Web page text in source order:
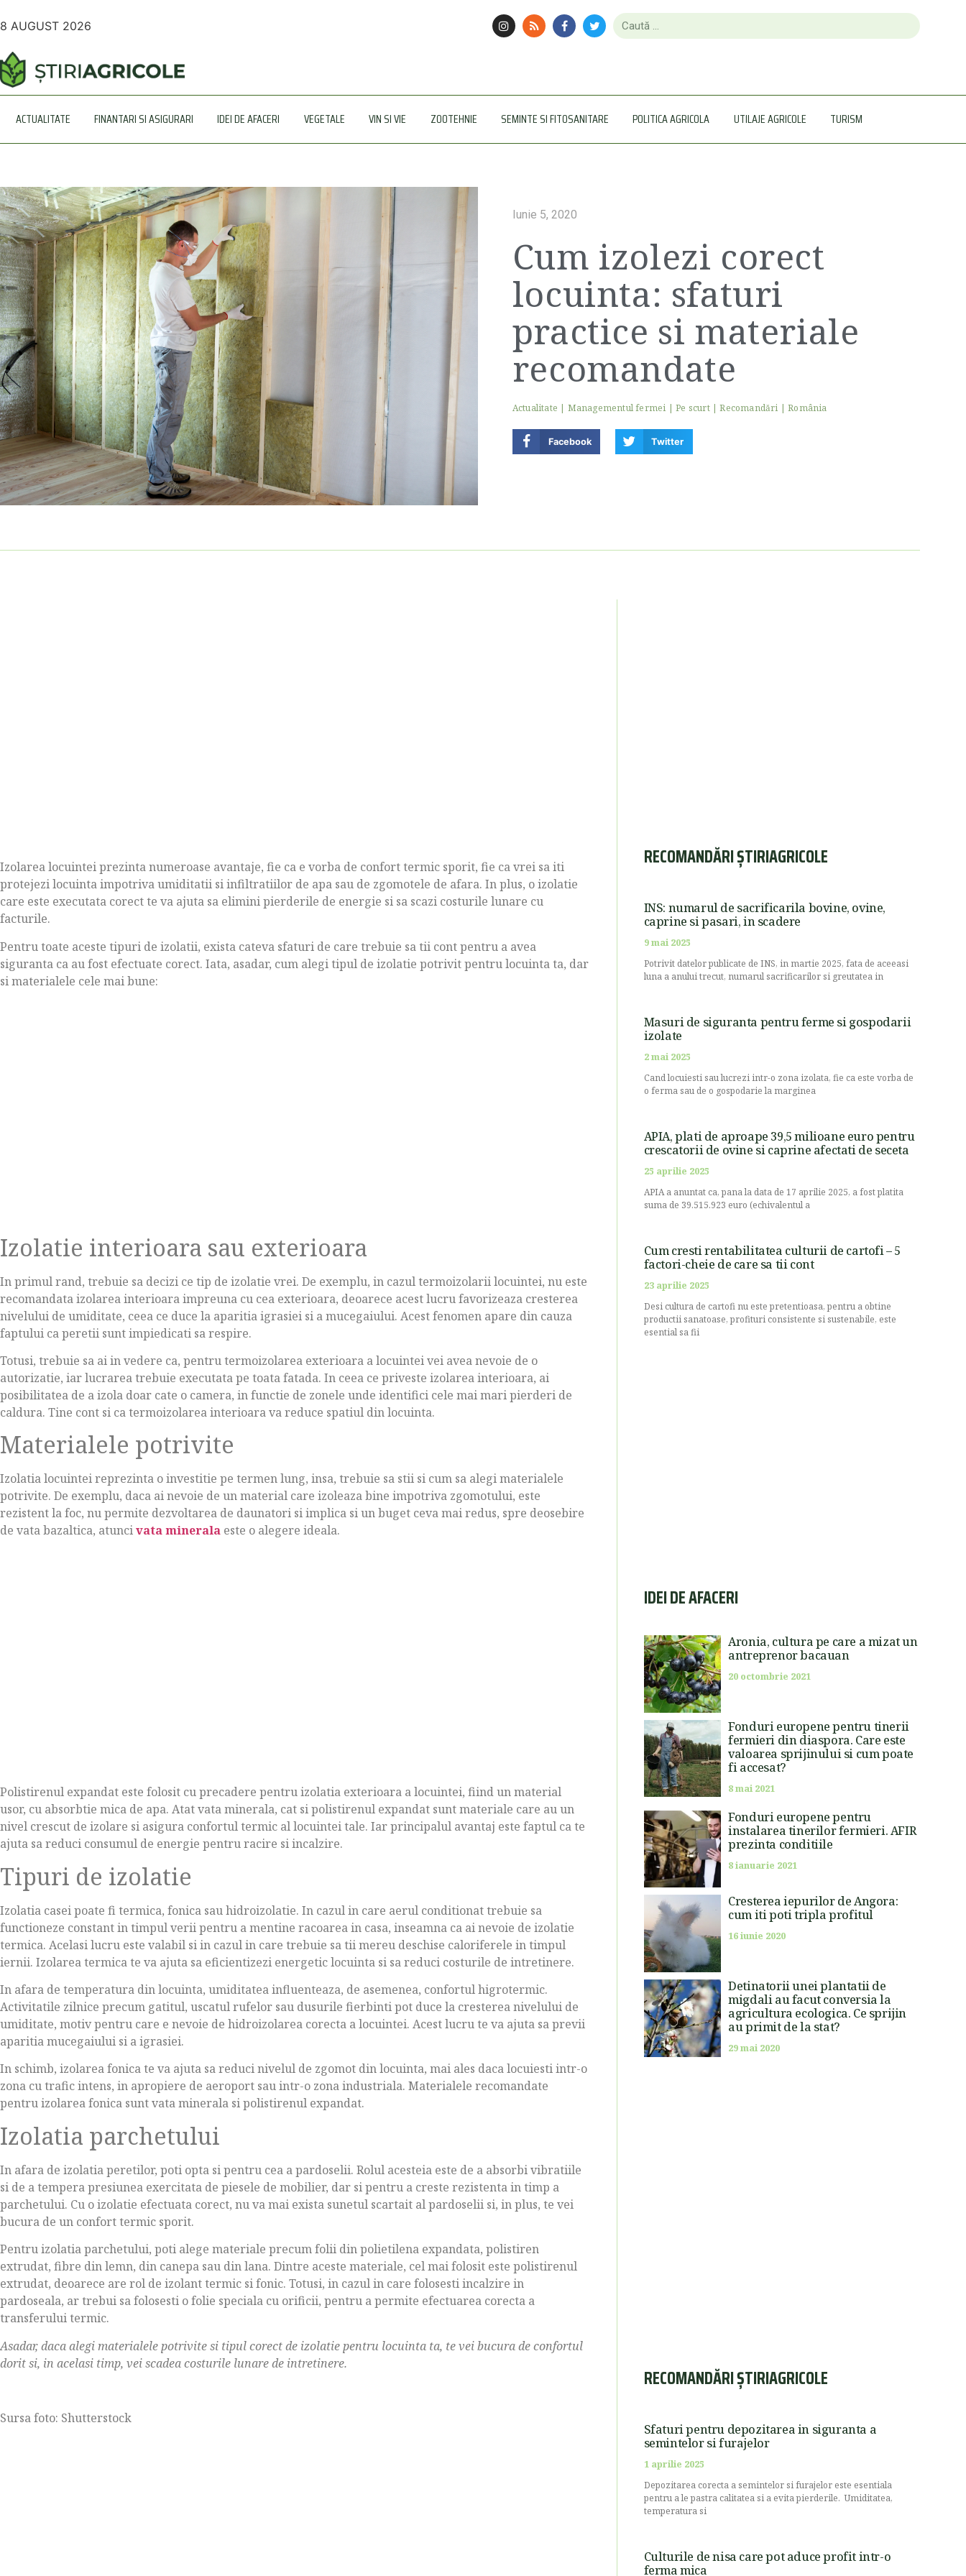
8 AUGUST 2026
ACTUALITATE FINANTARI SI ASIGURARI IDEI DE AFACERI VEGETALE VIN SI VIE ZOOTEHNIE SEMINTE SI FITOSANITARE POLITICA AGRICOLA UTILAJE AGRICOLE TURISM
Iunie 5, 2020
Cum izolezi corect
locuinta: sfaturi
practice si materiale
recomandate
Actualitate | Managementul fermei |Pe scurt|Recomandări |România
Facebook Twitter
Izolarea locuintei prezinta numeroase avantaje, fie ca e vorba de confort termic sporit, fie ca vrei sa iti
protejezi locuinta impotriva umiditatii si infiltratiilor de apa sau de zgomotele de afara. In plus, o izolatie
care este executata corect te va ajuta sa elimini pierderile de energie si sa scazi costurile lunare cu
facturile.
Pentru toate aceste tipuri de izolatii, exista cateva sfaturi de care trebuie sa tii cont pentru a avea
siguranta ca au fost efectuate corect. Iata, asadar, cum alegi tipul de izolatie potrivit pentru locuinta ta, dar
si materialele cele mai bune:
Izolatie interioara sau exterioara
In primul rand, trebuie sa decizi ce tip de izolatie vrei. De exemplu, in cazul termoizolarii locuintei, nu este
recomandata izolarea interioara impreuna cu cea exterioara, deoarece acest lucru favorizeaza cresterea
nivelului de umiditate, ceea ce duce la aparitia igrasiei si a mucegaiului. Acest fenomen apare din cauza
faptului ca peretii sunt impiedicati sa respire.
Totusi, trebuie sa ai in vedere ca, pentru termoizolarea exterioara a locuintei vei avea nevoie de o
autorizatie, iar lucrarea trebuie executata pe toata fatada. In ceea ce priveste izolarea interioara, ai
posibilitatea de a izola doar cate o camera, in functie de zonele unde identifici cele mai mari pierderi de
caldura. Tine cont si ca termoizolarea interioara va reduce spatiul din locuinta.
Materialele potrivite
Izolatia locuintei reprezinta o investitie pe termen lung, insa, trebuie sa stii si cum sa alegi materialele
potrivite. De exemplu, daca ai nevoie de un material care izoleaza bine impotriva zgomotului, este
rezistent la foc, nu permite dezvoltarea de daunatori si implica si un buget ceva mai redus, spre deosebire
de vata bazaltica, atuncivata minerala este o alegere ideala.
Polistirenul expandat este folosit cu precadere pentru izolatia exterioara a locuintei, fiind un material
usor, cu absorbtie mica de apa. Atat vata minerala, cat si polistirenul expandat sunt materiale care au un
nivel crescut de izolare si asigura confortul termic al locuintei tale. Iar principalul avantaj este faptul ca te
ajuta sa reduci consumul de energie pentru racire si incalzire.
Tipuri de izolatie
Izolatia casei poate fi termica, fonica sau hidroizolatie. In cazul in care aerul conditionat trebuie sa
functioneze constant in timpul verii pentru a mentine racoarea in casa, inseamna ca ai nevoie de izolatie
termica. Acelasi lucru este valabil si in cazul in care trebuie sa tii mereu deschise caloriferele in timpul
iernii. Izolarea termica te va ajuta sa eficientizezi energetic locuinta si sa reduci costurile de intretinere.
In afara de temperatura din locuinta, umiditatea influenteaza, de asemenea, confortul higrotermic.
Activitatile zilnice precum gatitul, uscatul rufelor sau dusurile fierbinti pot duce la cresterea nivelului de
umiditate, motiv pentru care e nevoie de hidroizolarea corecta a locuintei. Acest lucru te va ajuta sa previi
aparitia mucegaiului si a igrasiei.
In schimb, izolarea fonica te va ajuta sa reduci nivelul de zgomot din locuinta, mai ales daca locuiesti intr-o
zona cu trafic intens, in apropiere de aeroport sau intr-o zona industriala. Materialele recomandate
pentru izolarea fonica sunt vata minerala si polistirenul expandat.
Izolatia parchetului
In afara de izolatia peretilor, poti opta si pentru cea a pardoselii. Rolul acesteia este de a absorbi vibratiile
si de a tempera presiunea exercitata de piesele de mobilier, dar si pentru a creste rezistenta in timp a
parchetului. Cu o izolatie efectuata corect, nu va mai exista sunetul scartait al pardoselii si, in plus, te vei
bucura de un confort termic sporit.
Pentru izolatia parchetului, poti alege materiale precum folii din polietilena expandata, polistiren
extrudat, fibre din lemn, din canepa sau din lana. Dintre aceste materiale, cel mai folosit este polistirenul
extrudat, deoarece are rol de izolant termic si fonic. Totusi, in cazul in care folosesti incalzire in
pardoseala, ar trebui sa folosesti o folie speciala cu orificii, pentru a permite efectuarea corecta a
transferului termic.
Asadar, daca alegi materialele potrivite si tipul corect de izolatie pentru locuinta ta, te vei bucura de confortul
dorit si, in acelasi timp, vei scadea costurile lunare de intretinere.
Sursa foto: Shutterstock
RECOMANDĂRI ȘTIRIAGRICOLE
INS: numarul de sacrificarila bovine, ovine,
caprine si pasari, in scadere
9 mai 2025
Potrivit datelor publicate de INS, in martie 2025, fata de aceeasi
luna a anului trecut, numarul sacrificarilor si greutatea in
Masuri de siguranta pentru ferme si gospodarii
izolate
2 mai 2025
Cand locuiesti sau lucrezi intr-o zona izolata, fie ca este vorba de
o ferma sau de o gospodarie la marginea
APIA, plati de aproape 39,5 milioane euro pentru
crescatorii de ovine si caprine afectati de seceta
25 aprilie 2025
APIA a anuntat ca, pana la data de 17 aprilie 2025, a fost platita
suma de 39.515.923 euro (echivalentul a
Cum cresti rentabilitatea culturii de cartofi – 5
factori-cheie de care sa tii cont
23 aprilie 2025
Desi cultura de cartofi nu este pretentioasa, pentru a obtine
productii sanatoase, profituri consistente si sustenabile, este
esential sa fii
IDEI DE AFACERI
Aronia, cultura pe care a mizat un
antreprenor bacauan
20 octombrie 2021
Fonduri europene pentru tinerii
fermieri din diaspora. Care este
valoarea sprijinului si cum poate
fi accesat?
8 mai 2021
Fonduri europene pentru
instalarea tinerilor fermieri. AFIR
prezinta conditiile
8 ianuarie 2021
Cresterea iepurilor de Angora:
cum iti poti tripla profitul
16 iunie 2020
Detinatorii unei plantatii de
migdali au facut conversia la
agricultura ecologica. Ce sprijin
au primit de la stat?
29 mai 2020
RECOMANDĂRI ȘTIRIAGRICOLE
Sfaturi pentru depozitarea in siguranta a
semintelor si furajelor
1 aprilie 2025
Depozitarea corecta a semintelor si furajelor este esentiala
pentru a le pastra calitatea si a evita pierderile. Umiditatea,
temperatura si
Culturile de nisa care pot aduce profit intr-o
ferma mica